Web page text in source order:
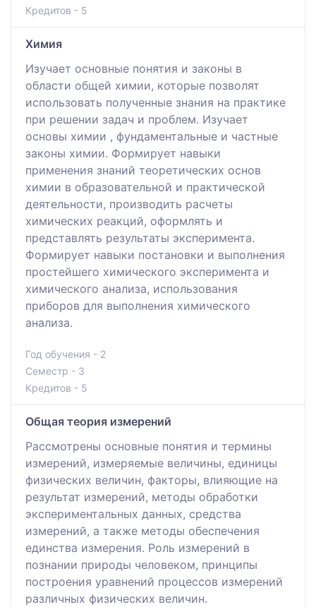
Кредитов - 5
Химия
Изучает основные понятия и законы в
области общей химии, которые позволят
использовать полученные знания на практике
при решении задач и проблем. Изучает
основы химии , фундаментальные и частные
законы химии. Формирует навыки
применения знаний теоретических основ
химии в образовательной и практической
деятельности, производить расчеты
химических реакций, оформлять и
представлять результаты эксперимента.
Формирует навыки постановки и выполнения
простейшего химического эксперимента и
химического анализа, использования
приборов для выполнения химического
анализа.
Год обучения - 2
Семестр - 3
Кредитов - 5
Общая теория измерений
Рассмотрены основные понятия и термины
измерений, измеряемые величины, единицы
физических величин, факторы, влияющие на
результат измерений, методы обработки
экспериментальных данных, средства
измерений, а также методы обеспечения
единства измерения. Роль измерений в
познании природы человеком, принципы
построения уравнений процессов измерений
различных физических величин.